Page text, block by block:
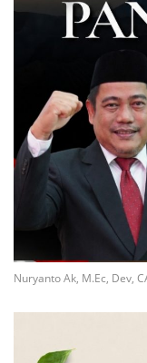
Nuryanto Ak, M.Ec, Dev,